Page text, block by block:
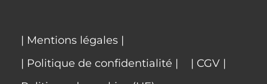
| Mentions légales |
| Politique de confidentialité |
| CGV |